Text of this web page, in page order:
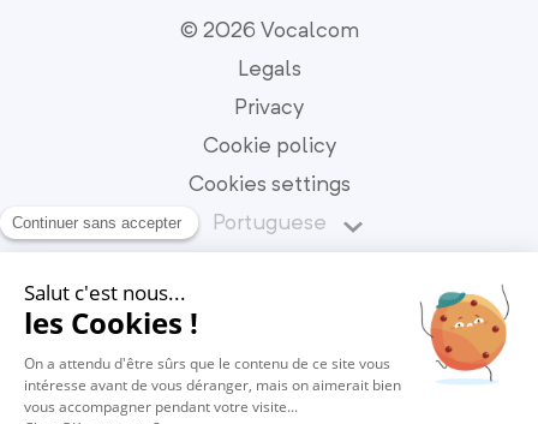
© 2026 Vocalcom
Legals
Privacy
Cookie policy
Cookies settings
Portuguese